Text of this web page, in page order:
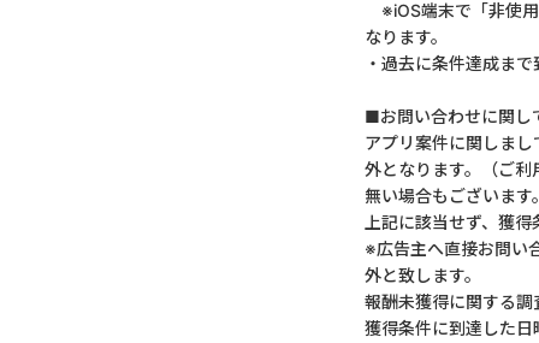
※iOS端末で「非使用
なります。
・過去に条件達成ま
■お問い合わせに関し
アプリ案件に関しま
外となります。（ご
無い場合もございます
上記に該当せず、獲
※広告主へ直接お問い
外と致します。
報酬未獲得に関する
獲得条件に到達した